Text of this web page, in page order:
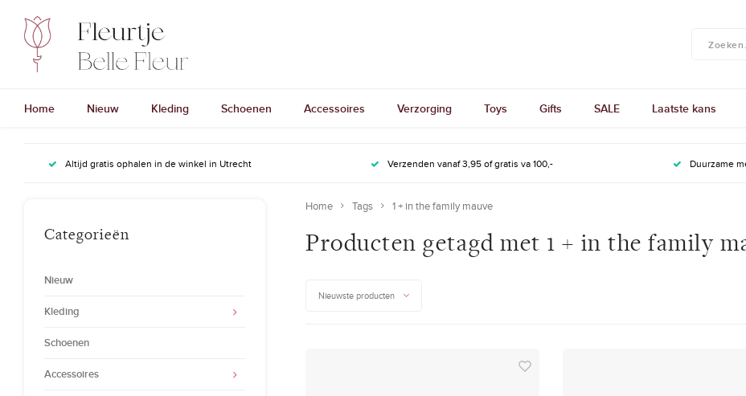
Home Nieuw Kleding Schoenen Accessoires Verzorging Toys Gifts SALE Laatste kans
Altijd gratis ophalen in de winkel in Utrecht Verzenden vanaf 3,95 of gratis va 100,- Duurzame
Categorieën
Nieuw
Kleding
Schoenen
Accessoires
Home Tags 1 + in the family mauve
Producten getagd met 1 + in the family
Nieuwste producten